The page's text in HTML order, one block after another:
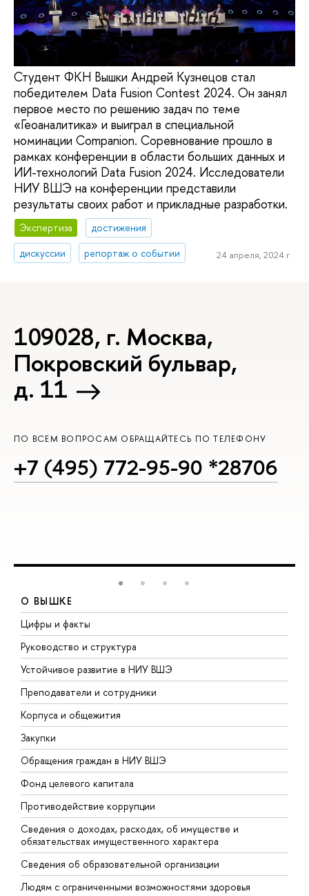
Студент ФКН Вышки Андрей Кузнецов стал
победителем Data Fusion Contest 2024. Он занял
первое место по решению задач по теме
«Геоаналитика» и выиграл в специальной
номинации Companion. Соревнование прошло в
рамках конференции в области больших данных и
ИИ-технологий Data Fusion 2024. Исследователи
НИУ ВШЭ на конференции представили
результаты своих работ и прикладные разработки.
Экспертиза
достижения
дискуссии
репортаж о событии 24 апреля, 2024 г.
109028, г. Москва,
Покровский бульвар,
д. 11
ПО ВСЕМ ВОПРОСАМ ОБРАЩАЙТЕСЬ ПО ТЕЛЕФОНУ
+7 (495) 772-95-90 *28706
О ВЫШКЕ
Цифры и факты
Руководство и структура
Устойчивое развитие в НИУ ВШЭ
Преподаватели и сотрудники
Корпуса и общежития
Закупки
Обращения граждан в НИУ ВШЭ
Фонд целевого капитала
Противодействие коррупции
Сведения о доходах, расходах, об имуществе и
обязательствах имущественного характера
Сведения об образовательной организации
Людям с ограниченными возможностями здоровья